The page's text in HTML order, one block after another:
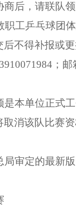
后，请联队
职工乒乓球团
不得补报或更
；邮
是本单位正式
取消该队比赛资
审定的最新